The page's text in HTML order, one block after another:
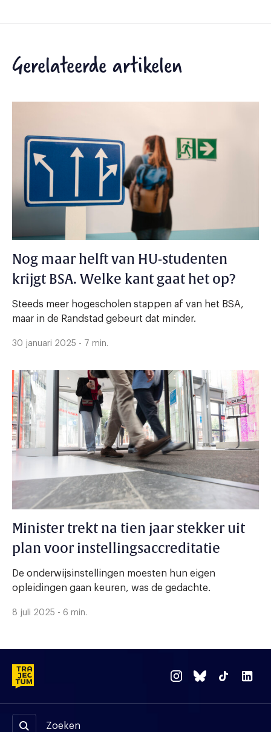
Gerelateerde artikelen
Nog maar helft van HU-studenten
krijgt BSA. Welke kant gaat het op?
Steeds meer hogescholen stappen af van het BSA,
maar in de Randstad gebeurt dat minder.
30 januari 2025 - 7 min.
Minister trekt na tien jaar stekker uit
plan voor instellingsaccreditatie
De onderwijsinstellingen moesten hun eigen
opleidingen gaan keuren, was de gedachte.
8 juli 2025 - 6 min.
Zoeken